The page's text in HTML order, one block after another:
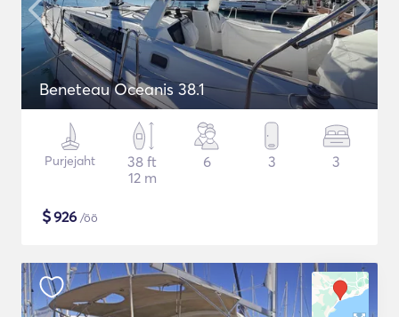
Beneteau Oceanis 38.1
Purjejaht
38 ft
12 m
6 3 3
$926 /öö